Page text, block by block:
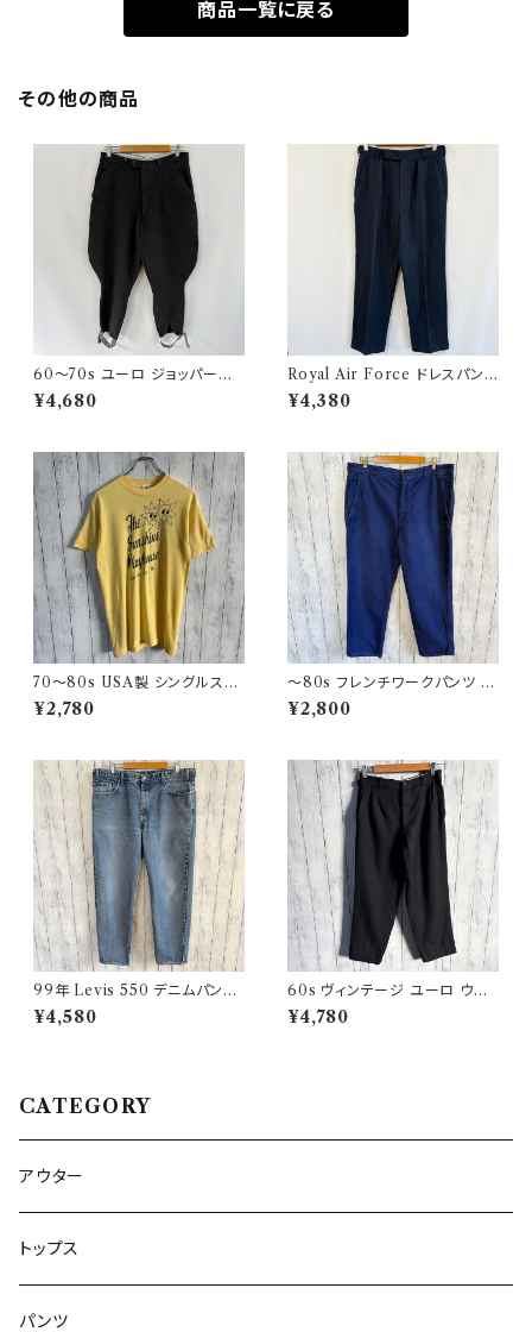
商品一覧に戻る
その他の商品
60〜70s ユーロ ジョッパーズ
パンツ ウールパンツ ヴィンテー
ジ 5
¥4,680
Royal Air Force ドレスパンツ
イギリス軍 スラックス ミリタリ
ーパンツ 8
¥4,380
70〜80s USA製 シングルステ
ッチT ヴィンテージTシャツ
¥2,780
〜80s フレンチワークパンツ ユ
ーロワーク コットンパンツ
¥2,800
99年 Levis 550 デニムパンツ
ワイドデニム リーバイス ヴィン
テージ 21
¥4,580
60s ヴィンテージ ユーロ ウー
ルパンツ スラックス ビンテージ
32
¥4,780
CATEGORY
アウター
トップス
パンツ